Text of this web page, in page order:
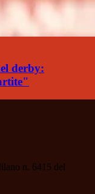
derby:
n. 6415 del